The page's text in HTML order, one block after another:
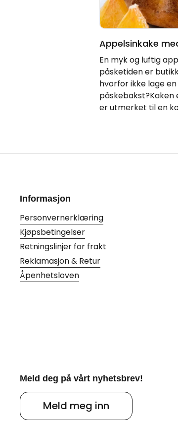
Appelsinkake
En myk og luftig
påsketiden er
hvorfor ikke lage
påskebakst?Kaken
er utmerket til en
Informasjon
Personvernerklæring
Kjøpsbetingelser
Retningslinjer for frakt
Reklamasjon & Retur
Åpenhetsloven
Meld deg på vårt nyhetsbrev!
Meld meg inn